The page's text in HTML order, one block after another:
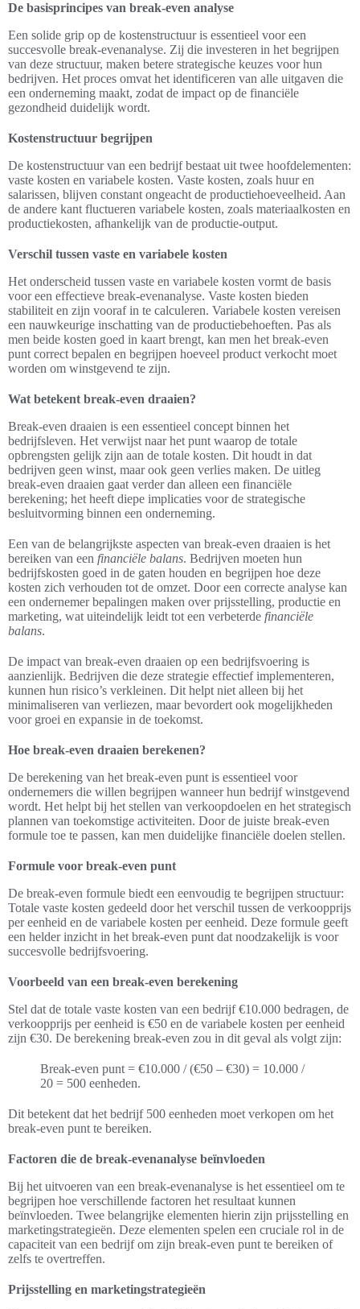
De basisprincipes van break-even analyse
Een solide grip op de kostenstructuur is essentieel voor een
succesvolle break-evenanalyse. Zij die investeren in het begrijpen
van deze structuur, maken betere strategische keuzes voor hun
bedrijven. Het proces omvat het identificeren van alle uitgaven die
een onderneming maakt, zodat de impact op de financiële
gezondheid duidelijk wordt.
Kostenstructuur begrijpen
De kostenstructuur van een bedrijf bestaat uit twee hoofdelementen:
vaste kosten en variabele kosten. Vaste kosten, zoals huur en
salarissen, blijven constant ongeacht de productiehoeveelheid. Aan
de andere kant fluctueren variabele kosten, zoals materiaalkosten en
productiekosten, afhankelijk van de productie-output.
Verschil tussen vaste en variabele kosten
Het onderscheid tussen vaste en variabele kosten vormt de basis
voor een effectieve break-evenanalyse. Vaste kosten bieden
stabiliteit en zijn vooraf in te calculeren. Variabele kosten vereisen
een nauwkeurige inschatting van de productiebehoeften. Pas als
men beide kosten goed in kaart brengt, kan men het break-even
punt correct bepalen en begrijpen hoeveel product verkocht moet
worden om winstgevend te zijn.
Wat betekent break-even draaien?
Break-even draaien is een essentieel concept binnen het
bedrijfsleven. Het verwijst naar het punt waarop de totale
opbrengsten gelijk zijn aan de totale kosten. Dit houdt in dat
bedrijven geen winst, maar ook geen verlies maken. De uitleg
break-even draaien gaat verder dan alleen een financiële
berekening; het heeft diepe implicaties voor de strategische
besluitvorming binnen een onderneming.
Een van de belangrijkste aspecten van break-even draaien is het
bereiken van een financiële balans. Bedrijven moeten hun
bedrijfskosten goed in de gaten houden en begrijpen hoe deze
kosten zich verhouden tot de omzet. Door een correcte analyse kan
een ondernemer bepalingen maken over prijsstelling, productie en
marketing, wat uiteindelijk leidt tot een verbeterde financiële
balans.
De impact van break-even draaien op een bedrijfsvoering is
aanzienlijk. Bedrijven die deze strategie effectief implementeren,
kunnen hun risico’s verkleinen. Dit helpt niet alleen bij het
minimaliseren van verliezen, maar bevordert ook mogelijkheden
voor groei en expansie in de toekomst.
Hoe break-even draaien berekenen?
De berekening van het break-even punt is essentieel voor
ondernemers die willen begrijpen wanneer hun bedrijf winstgevend
wordt. Het helpt bij het stellen van verkoopdoelen en het strategisch
plannen van toekomstige activiteiten. Door de juiste break-even
formule toe te passen, kan men duidelijke financiële doelen stellen.
Formule voor break-even punt
De break-even formule biedt een eenvoudig te begrijpen structuur:
Totale vaste kosten gedeeld door het verschil tussen de verkoopprijs
per eenheid en de variabele kosten per eenheid. Deze formule geeft
een helder inzicht in het break-even punt dat noodzakelijk is voor
succesvolle bedrijfsvoering.
Voorbeeld van een break-even berekening
Stel dat de totale vaste kosten van een bedrijf €10.000 bedragen, de
verkoopprijs per eenheid is €50 en de variabele kosten per eenheid
zijn €30. De berekening break-even zou in dit geval als volgt zijn:
Break-even punt = €10.000 / (€50 – €30) = 10.000 /
20 = 500 eenheden.
Dit betekent dat het bedrijf 500 eenheden moet verkopen om het
break-even punt te bereiken.
Factoren die de break-evenanalyse beïnvloeden
Bij het uitvoeren van een break-evenanalyse is het essentieel om te
begrijpen hoe verschillende factoren het resultaat kunnen
beïnvloeden. Twee belangrijke elementen hierin zijn prijsstelling en
marketingstrategieën. Deze elementen spelen een cruciale rol in de
capaciteit van een bedrijf om zijn break-even punt te bereiken of
zelfs te overtreffen.
Prijsstelling en marketingstrategieën